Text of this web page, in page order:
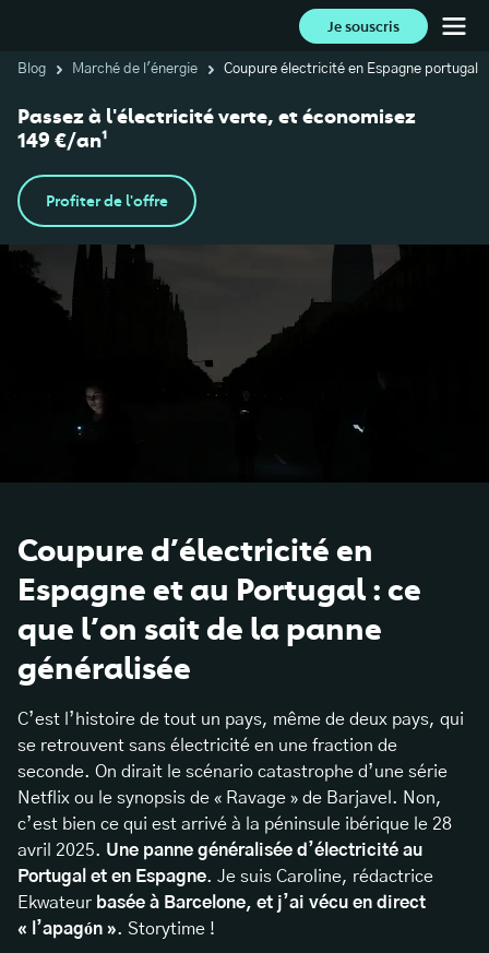
Je souscris
Blog Marché de l'énergie Coupure électricité en Espagne portugal
Passez à l'électricité verte, et économisez
149 €/an¹
Profiter de l'offre
Coupure d’électricité en
Espagne et au Portugal : ce
que l’on sait de la panne
généralisée
C’est l’histoire de tout un pays, même de deux pays, qui
se retrouvent sans électricité en une fraction de
seconde. On dirait le scénario catastrophe d’une série
Netflix ou le synopsis de « Ravage » de Barjavel. Non,
c’est bien ce qui est arrivé à la péninsule ibérique le 28
avril 2025. Une panne généralisée d’électricité au
Portugal et en Espagne. Je suis Caroline, rédactrice
Ekwateur basée à Barcelone, et j’ai vécu en direct
« l’apagón ». Storytime !